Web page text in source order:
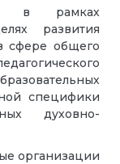
в рамках
развития
сфере общего
специфики
духовно-
организации